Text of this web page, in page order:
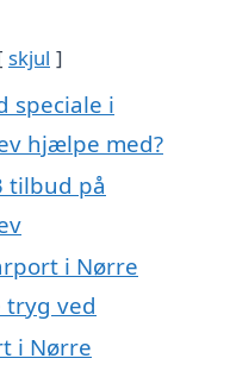
skjul
speciale i
hjælpe med?
tilbud på
i Nørre
tryg ved
i Nørre